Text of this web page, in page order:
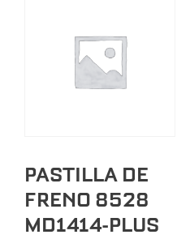
PASTILLA DE
FRENO 8528
MD1414-PLUS